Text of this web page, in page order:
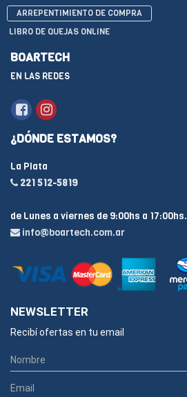
ARREPENTIMIENTO DE COMPRA
LIBRO DE QUEJAS ONLINE
BOARTECH
EN LAS REDES
¿DÓNDE ESTAMOS?
La Plata
221 512-5819
de Lunes a viernes de 9:00hs a 17:00hs.
info@boartech.com.ar
NEWSLETTER
Recibí ofertas en tu email